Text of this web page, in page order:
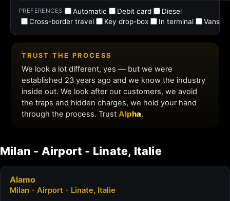
Milan - Airport - Linate, Italie
Alamo
Milan - Airport - Linate, Italie